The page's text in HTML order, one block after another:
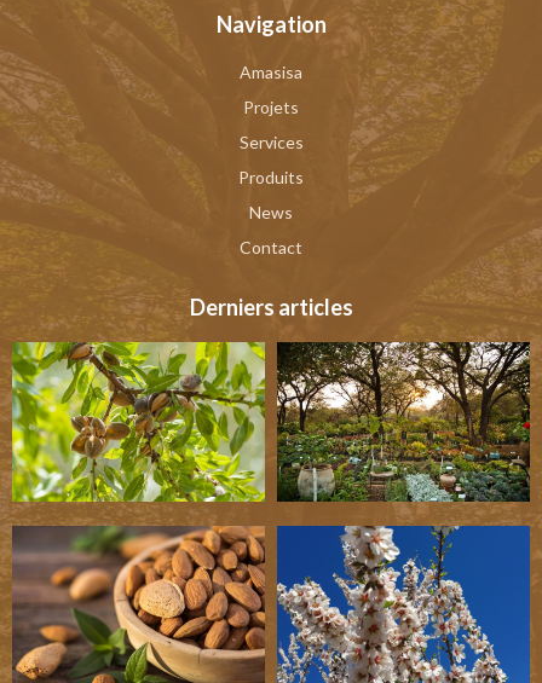
Navigation
Amasisa
Projets
Services
Produits
News
Contact
Derniers articles